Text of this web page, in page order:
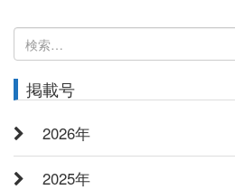
検
索:
掲載号
2026年
2025年